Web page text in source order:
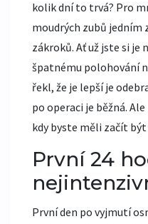
kolik dní to trvá? Pro
moudrých zubů jedním
zákroků. Ať už jste si
špatnému polohování
řekl, že je lepší je
po operaci je běžná.
kdy byste měli začít
První 24
První den po vyjmutí